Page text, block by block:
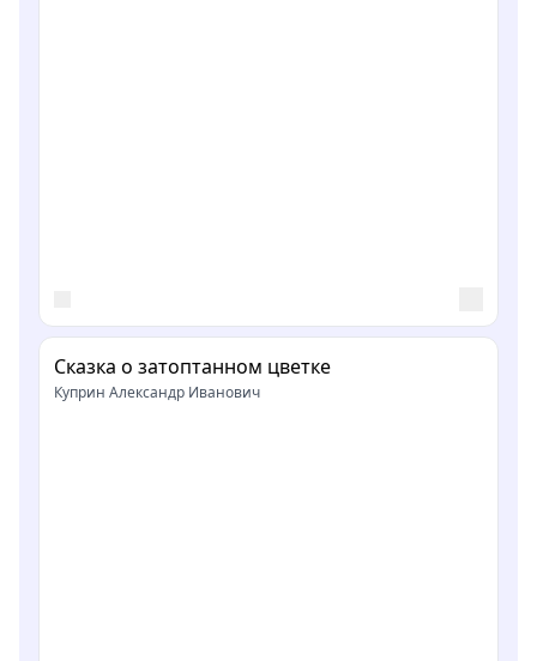
Сказка о затоптанном цветке
Куприн Александр Иванович